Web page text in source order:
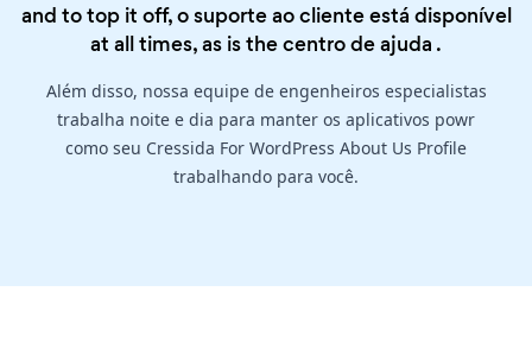
and to top it off, o suporte ao cliente está disponível
at all times, as is thecentro de ajuda .
Além disso, nossa equipe de engenheiros especialistas
trabalha noite e dia para manter os aplicativos powr
como seu Cressida For WordPress About Us Profile
trabalhando para você.